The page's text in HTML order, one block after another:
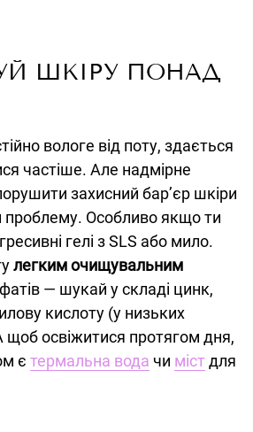
ШКІРУ ПОНАД
вологе від поту, здається
частіше. Але надмірне
захисний бар’єр шкіри
проблему. Особливо якщо ти
гелі з SLS або мило.
легким очищувальним
— шукай у складі цинк,
кислоту (у низьких
щоб освіжитися протягом дня,
є термальна вода чи містдля